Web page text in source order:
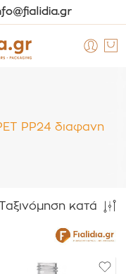
PP24 διαφανη
κατά